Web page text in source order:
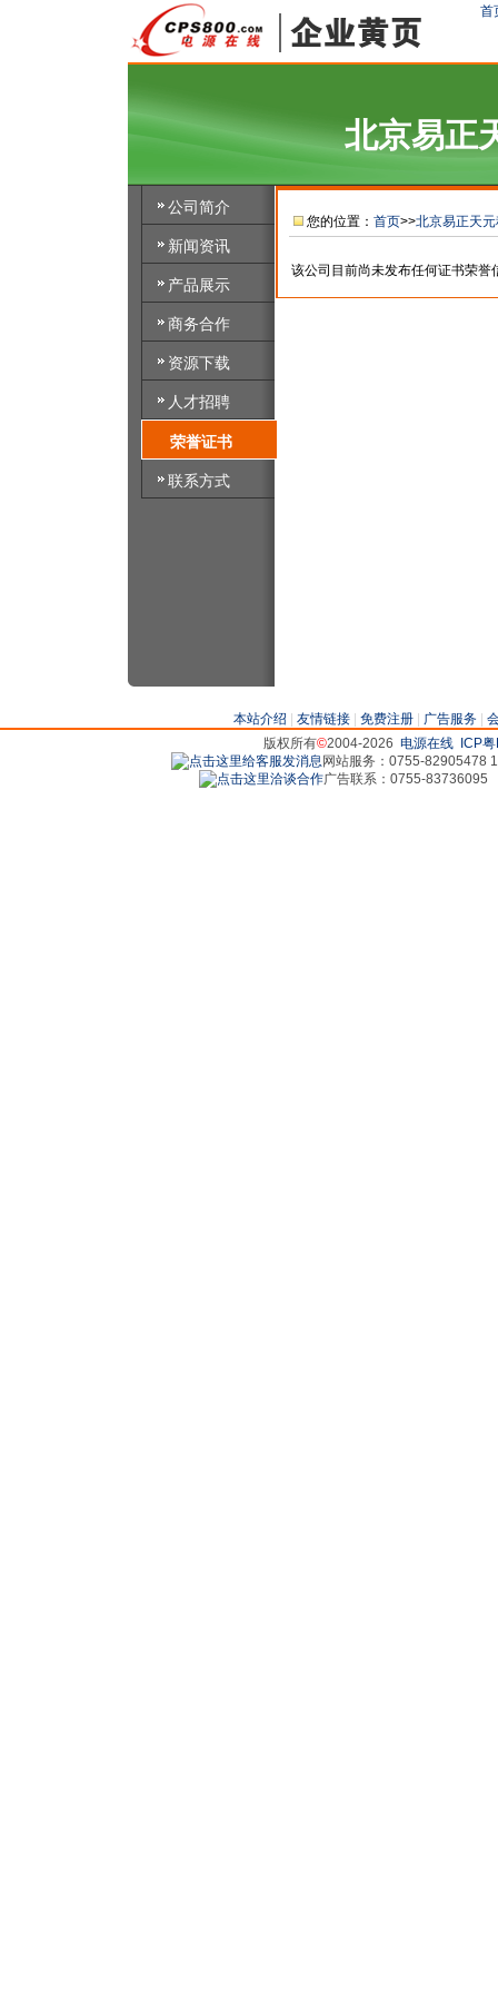
首
北京易正
公司简介
新闻资讯
产品展示
商务合作
资源下载
人才招聘
荣誉证书
联系方式
您的位置： 首页>>北京易正天
该公司目前尚未发布任何证书荣誉
本站介绍 友情链接| 免费注册| 广告服务|
版权所有©2004-2026 电源在线
ICP
网站服务：0755-82905478
广告联系：0755-83736095